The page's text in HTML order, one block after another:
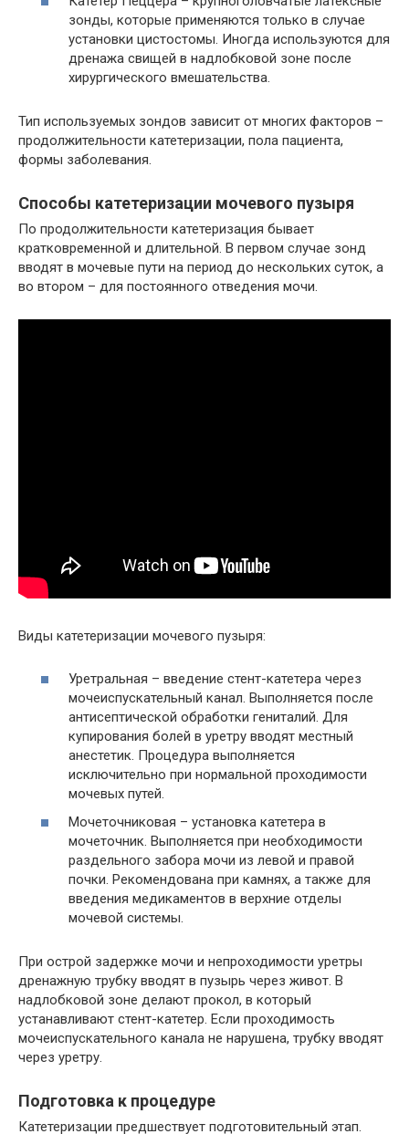
зонды, которые применяются только в случае
установки цистостомы. Иногда используются для
дренажа свищей в надлобковой зоне после
хирургического вмешательства.
Тип используемых зондов зависит от многих факторов –
продолжительности катетеризации, пола пациента,
формы заболевания.
Способы катетеризации мочевого пузыря
По продолжительности катетеризация бывает
кратковременной и длительной. В первом случае зонд
вводят в мочевые пути на период до нескольких суток, а
во втором – для постоянного отведения мочи.
Виды катетеризации мочевого пузыря:
Уретральная – введение стент-катетера через
мочеиспускательный канал. Выполняется после
антисептической обработки гениталий. Для
купирования болей в уретру вводят местный
анестетик. Процедура выполняется
исключительно при нормальной проходимости
мочевых путей.
Мочеточниковая – установка катетера в
мочеточник. Выполняется при необходимости
раздельного забора мочи из левой и правой
почки. Рекомендована при камнях, а также для
введения медикаментов в верхние отделы
мочевой системы.
При острой задержке мочи и непроходимости уретры
дренажную трубку вводят в пузырь через живот. В
надлобковой зоне делают прокол, в который
устанавливают стент-катетер. Если проходимость
мочеиспускательного канала не нарушена, трубку вводят
через уретру.
Подготовка к процедуре
Катетеризации предшествует подготовительный этап.